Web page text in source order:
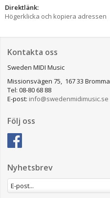
Direktlänk:
Högerklicka och kopiera adressen
Kontakta oss
Sweden MIDI Music
Missionsvägen 75, 167 33 Bromma
Tel: 08-80 68 88
E-post: info@swedenmidimusic.se
Följ oss
Nyhetsbrev